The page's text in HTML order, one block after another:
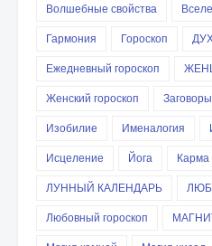
Волшебные свойства
Гармония
Гороскоп
Ежедневный гороскоп
Женский гороскоп
Заговоры
Изобилие
Именалогия
Исцеление
Йога Карма
ЛУННЫЙ КАЛЕНДАРЬ
Любовный гороскоп